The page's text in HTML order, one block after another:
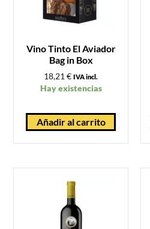
Vino Tinto El Aviador
Bag in Box
18,21€ IVA incl.
Hay existencias
Añadir al carrito